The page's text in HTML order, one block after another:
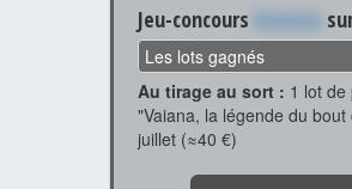
Jeu-concours Xxxxxxx
Les lots gagnés
Au tirage au sort : 1 lot de
"Vaiana, la légende du
juillet (≈40 €)